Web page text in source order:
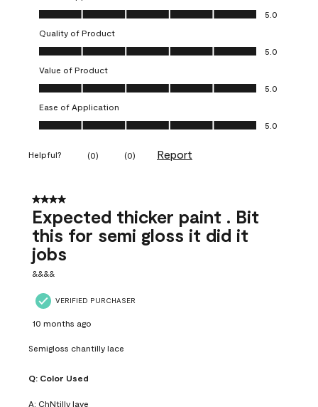
Overall Appearance, 5.0 out of 5
5.0
Quality of Product
Quality of Product, 5.0 out of 5
5.0
Value of Product
Value of Product, 5.0 out of 5
5.0
Ease of Application
Ease of Application, 5.0 out of 5
5.0
Helpful? (0) (0) Report
4 out of 5 stars.
Expected thicker paint . Bit
this for semi gloss it did it
jobs
&&&&
VERIFIED PURCHASER
10 months ago
Semigloss chantilly lace
Q: Color Used
A: ChNtilly lave